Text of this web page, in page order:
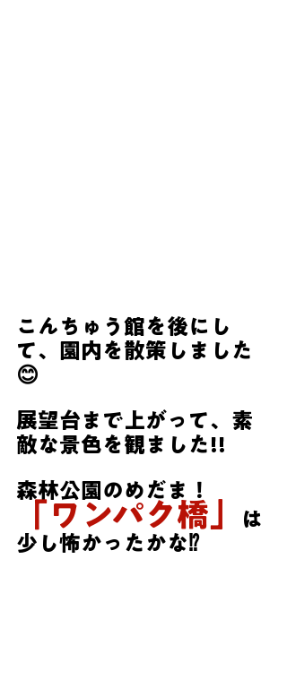
こんちゅう館を後にし
て、園内を散策しました
😊
展望台まで上がって、素
敵な景色を観ました!!
森林公園のめだま！
「ワンパク橋」
は
少し怖かったかな⁉